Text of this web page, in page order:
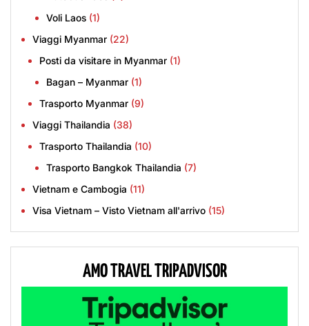
Voli Laos (1)
Viaggi Myanmar (22)
Posti da visitare in Myanmar (1)
Bagan – Myanmar (1)
Trasporto Myanmar (9)
Viaggi Thailandia (38)
Trasporto Thailandia (10)
Trasporto Bangkok Thailandia (7)
Vietnam e Cambogia (11)
Visa Vietnam – Visto Vietnam all'arrivo (15)
AMO TRAVEL TRIPADVISOR